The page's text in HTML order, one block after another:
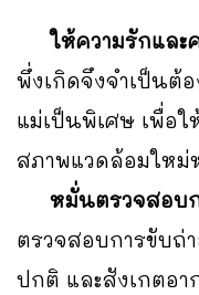
ให้ความรักและ
พึ่งเกิดจึงจำเป็นต้
แม่เป็นพิเศษ เพื่อ
สภาพแวดล้อมให
หมั่นตรวจสอบ
ตรวจสอบการขับถ่
ปกติ และสังเกตอ